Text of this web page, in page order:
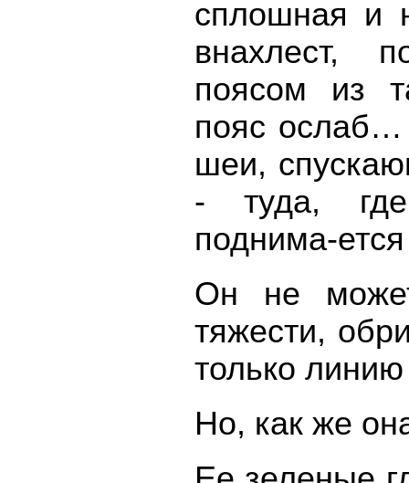
сплошная и
внахлест,
поясом из
пояс ослаб…
шеи,
- туда,
поднима-ется
Он не
тяжести,
только
Но, как же